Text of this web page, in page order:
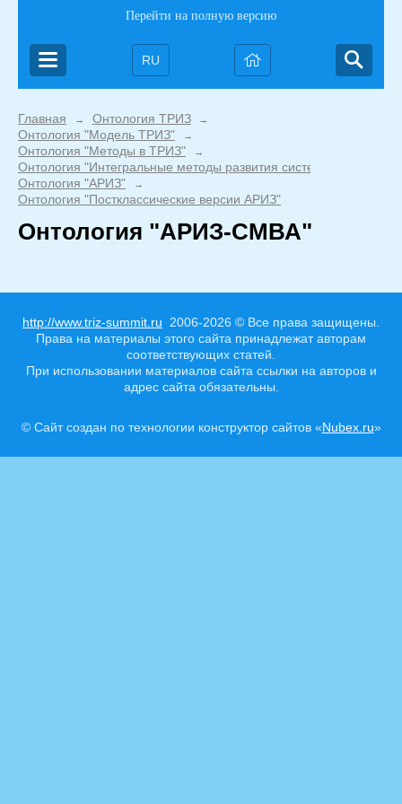
Перейти на полную версию
RU
Главная → Онтология ТРИЗ →
Онтология "Модель ТРИЗ" →
Онтология "Методы в ТРИЗ" →
Онтология "Интегральные методы развития систем"
Онтология "АРИЗ" →
Онтология "Постклассические версии АРИЗ"
Онтология "АРИЗ-СМВА"
http://www.triz-summit.ru 2006-2026 © Все права защищены.
Права на материалы этого сайта принадлежат авторам
соответствующих статей.
При использовании материалов сайта ссылки на авторов и
адрес сайта обязательны.
© Сайт создан по технологии конструктор сайтов «Nubex.ru»